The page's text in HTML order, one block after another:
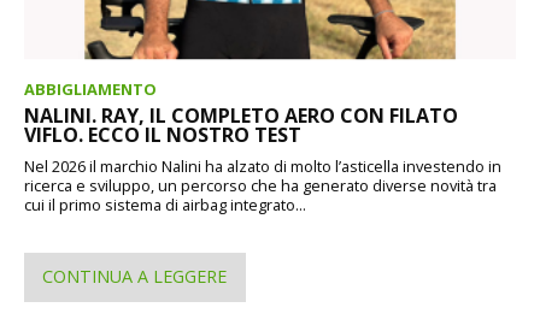
ABBIGLIAMENTO
NALINI. RAY, IL COMPLETO AERO CON FILATO
VIFLO. ECCO IL NOSTRO TEST
Nel 2026 il marchio Nalini ha alzato di molto l’asticella investendo in
ricerca e sviluppo, un percorso che ha generato diverse novità tra
cui il primo sistema di airbag integrato...
CONTINUA A LEGGERE